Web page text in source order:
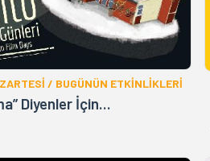
/ BUGÜNÜN ETKİNLİKLERİ
Diyenler İçin...